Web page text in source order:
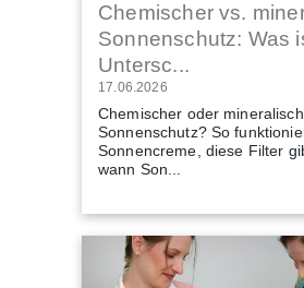
Chemischer vs.
Sonnenschutz: Was
Untersc...
17.06.2026
Chemischer oder
Sonnenschutz? So
Sonnencreme, diese Filter
wann Son...